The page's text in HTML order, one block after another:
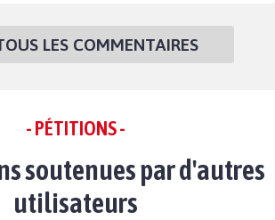
LES COMMENTAIRES
- PÉTITIONS -
soutenues par d'autres
utilisateurs